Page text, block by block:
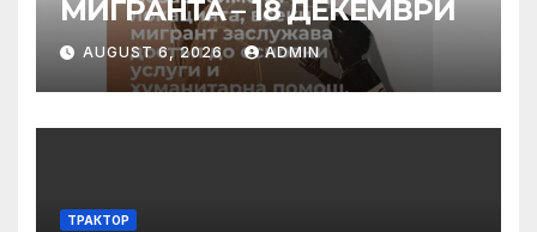
МИГРАНТА – 18 ДЕКЕМВРИ
AUGUST 6, 2026 ADMIN
ТРАКТОР